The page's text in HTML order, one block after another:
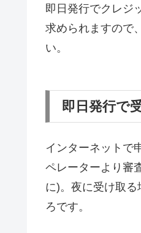
即日発行でクレジ
求められますので
い。
即日発行で
インターネットで
ペレーターより審
に)。夜に受け取
ろです。